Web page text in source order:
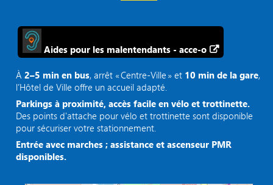
Aides pour les malentendants - acce-o
À2–5 min en bus, arrêt « Centre‑Ville » et 10 min de la gare,
l’Hôtel de Ville offre un accueil adapté.
Parkings à proximité, accès facile en vélo et trottinette.
Des points d'attache pour vélo et trottinette sont disponible
pour sécuriser votre stationnement.
Entrée avec marches ; assistance et ascenseur PMR
disponibles.